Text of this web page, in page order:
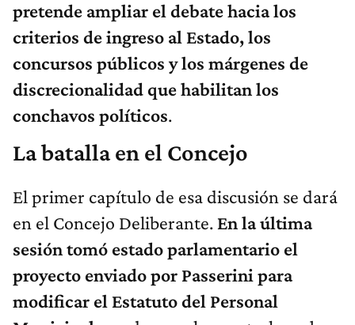
pretende ampliar el debate hacia los
criterios de ingreso al Estado, los
concursos públicos y los márgenes de
discrecionalidad que habilitan los
conchavos políticos.
La batalla en el Concejo
El primer capítulo de esa discusión se dará
en el Concejo Deliberante. En la última
sesión tomó estado parlamentario el
proyecto enviado por Passerini para
modificar el Estatuto del Personal